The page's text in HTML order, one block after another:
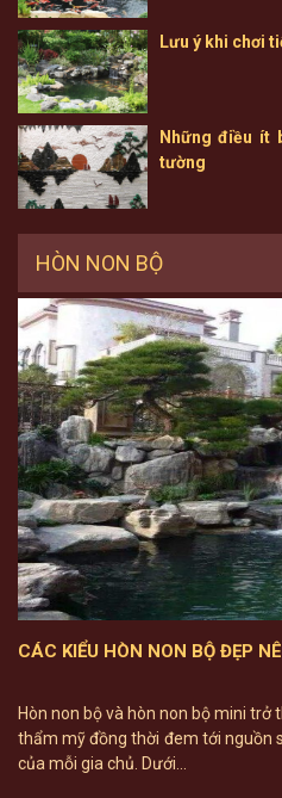
Lưu ý khi chơi
Những điều ít
tường
HÒN NON BỘ
CÁC KIỂU HÒN NON BỘ ĐẸP
Hòn non bộ và hòn non bộ mini
thẩm mỹ đồng thời đem tới nguồn
của mỗi gia chủ. Dưới...